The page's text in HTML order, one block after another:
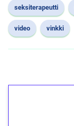
seksiterapeutti
video vinkki